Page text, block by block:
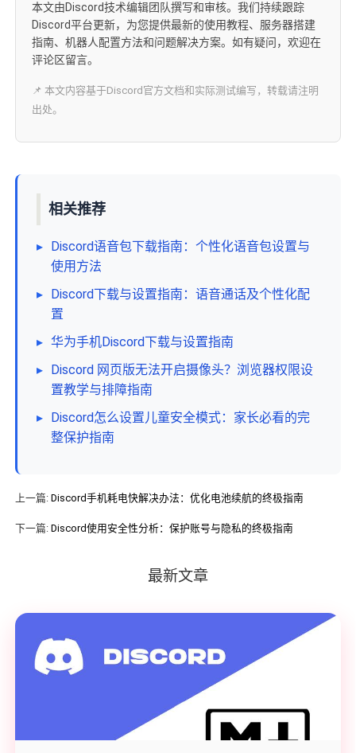
本文由Discord技术编辑团队撰写和审核。我们持续跟踪
Discord平台更新，为您提供最新的使用教程、服务器搭建
指南、机器人配置方法和问题解决方案。如有疑问，欢迎在
评论区留言。
📌 本文内容基于Discord官方文档和实际测试编写，转载请注明
出处。
相关推荐
▸ Discord语音包下载指南：个性化语音包设置与
使用方法
▸ Discord下载与设置指南：语音通话及个性化配
置
▸ 华为手机Discord下载与设置指南
▸ Discord 网页版无法开启摄像头？浏览器权限设
置教学与排障指南
▸ Discord怎么设置儿童安全模式：家长必看的完
整保护指南
上一篇: Discord手机耗电快解决办法：优化电池续航的终极指南
下一篇: Discord使用安全性分析：保护账号与隐私的终极指南
最新文章